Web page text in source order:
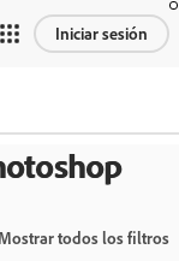
Iniciar sesión
Mostrar todos los filtros